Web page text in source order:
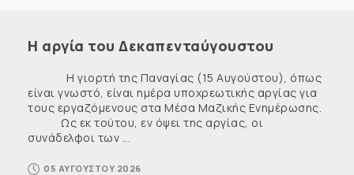
Η αργία του Δεκαπενταύγουστου
Η γιορτή της Παναγίας (15 Αυγούστου), όπως
είναι γνωστό, είναι ημέρα υποχρεωτικής αργίας για
τους εργαζόμενους στα Μέσα Μαζικής Ενημέρωσης.
Ως εκ τούτου, εν όψει της αργίας, οι
συνάδελφοι των ...
05 ΑΥΓΟΥΣΤΟΥ 2026